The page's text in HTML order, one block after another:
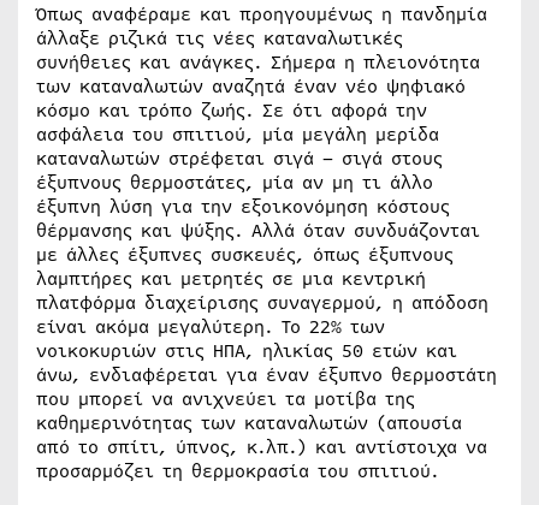
Όπως αναφέραμε και προηγουμένως η πανδημία
άλλαξε ριζικά τις νέες καταναλωτικές
συνήθειες και ανάγκες. Σήμερα η πλειονότητα
των καταναλωτών αναζητά έναν νέο ψηφιακό
κόσμο και τρόπο ζωής. Σε ότι αφορά την
ασφάλεια του σπιτιού, μία μεγάλη μερίδα
καταναλωτών στρέφεται σιγά – σιγά στους
έξυπνους θερμοστάτες, μία αν μη τι άλλο
έξυπνη λύση για την εξοικονόμηση κόστους
θέρμανσης και ψύξης. Αλλά όταν συνδυάζονται
με άλλες έξυπνες συσκευές, όπως έξυπνους
λαμπτήρες και μετρητές σε μια κεντρική
πλατφόρμα διαχείρισης συναγερμού, η απόδοση
είναι ακόμα μεγαλύτερη. Το 22% των
νοικοκυριών στις ΗΠΑ, ηλικίας 50 ετών και
άνω, ενδιαφέρεται για έναν έξυπνο θερμοστάτη
που μπορεί να ανιχνεύει τα μοτίβα της
καθημερινότητας των καταναλωτών (απουσία
από το σπίτι, ύπνος, κ.λπ.) και αντίστοιχα να
προσαρμόζει τη θερμοκρασία του σπιτιού.